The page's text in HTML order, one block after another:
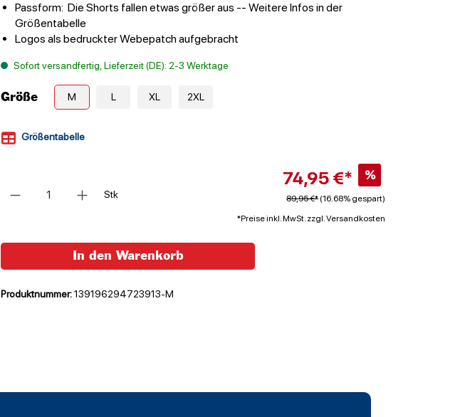
Passform: Die Shorts fallen etwas größer aus -- Weitere Infos in der
Größentabelle
Logos als bedruckter Webepatch aufgebracht
Sofort versandfertig, Lieferzeit (DE): 2-3 Werktage
Größe M L XL 2XL
Größentabelle
Stk
74,95 €* %
89,95 €* (16.68% gespart)
*Preise inkl. MwSt. zzgl. Versandkosten
In den Warenkorb
Produktnummer:139196294723913-M